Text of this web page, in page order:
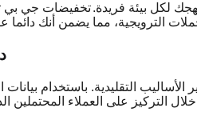
لكل بيئة فريدة.تخفيضات جي بي
التقليدية. باستخدام